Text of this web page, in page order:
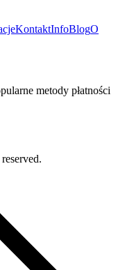
KontaktInfoBlogO
metody płatności